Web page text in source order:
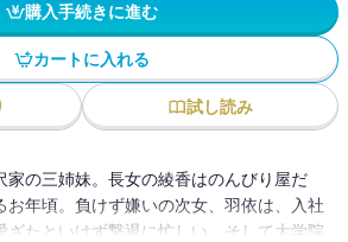
購入手続きに進む
カートに入れる
試し読み
家の三姉妹。長女の綾香はのんびり屋だ
お年頃。負けず嫌いの次女、羽依は、入社
ざたといけず撃退に忙しい。そして大学院